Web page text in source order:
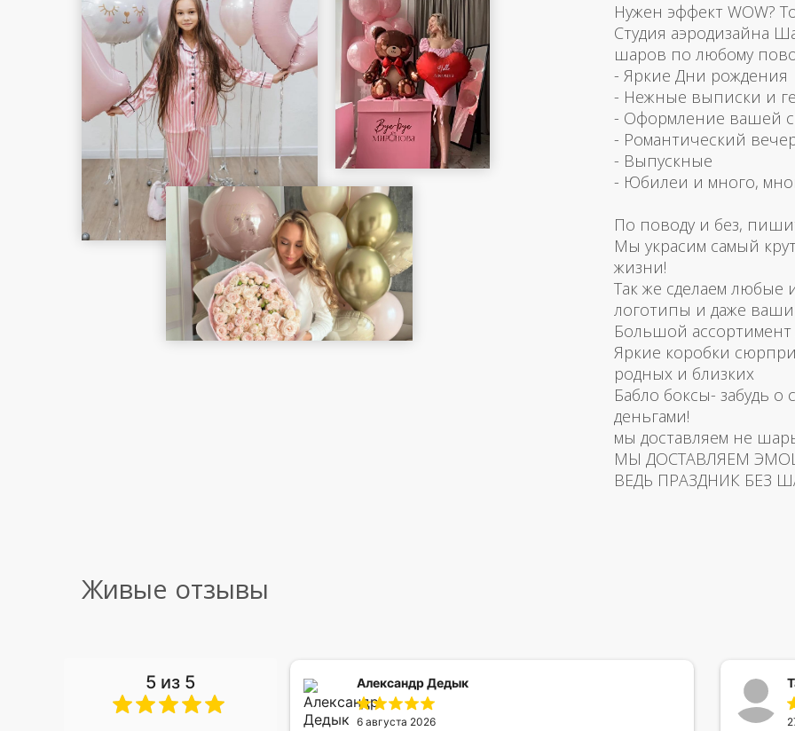
Нужен эффект WOW?
Студия аэродизайна
шаров по любому
- Яркие Дни рождения
- Нежные выписки и
- Оформление вашей
- Романтический
- Выпускные
- Юбилеи и много,
По поводу и без,
Мы украсим самый
жизни!
Так же сделаем любые
логотипы и даже
Большой
Яркие коробки
родных и близких
Бабло боксы- забудь о
деньгами!
мы доставляем не
МЫ ДОСТАВЛЯЕМ
ВЕДЬ ПРАЗДНИК БЕЗ
Живые отзывы
5 из 5 Александр Дедык
6 августа 2026